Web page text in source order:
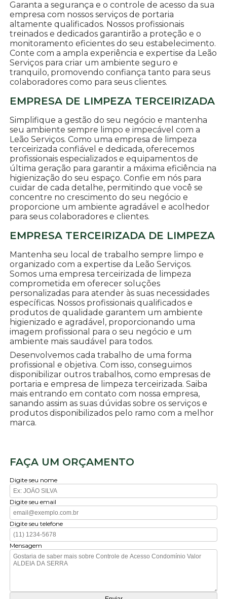
Garanta a segurança e o controle de acesso da sua
empresa com nossos serviços de portaria
altamente qualificados. Nossos profissionais
treinados e dedicados garantirão a proteção e o
monitoramento eficientes do seu estabelecimento.
Conte com a ampla experiência e expertise da Leão
Serviços para criar um ambiente seguro e
tranquilo, promovendo confiança tanto para seus
colaboradores como para seus clientes.
EMPRESA DE LIMPEZA TERCEIRIZADA
Simplifique a gestão do seu negócio e mantenha
seu ambiente sempre limpo e impecável com a
Leão Serviços. Como uma empresa de limpeza
terceirizada confiável e dedicada, oferecemos
profissionais especializados e equipamentos de
última geração para garantir a máxima eficiência na
higienização do seu espaço. Confie em nós para
cuidar de cada detalhe, permitindo que você se
concentre no crescimento do seu negócio e
proporcione um ambiente agradável e acolhedor
para seus colaboradores e clientes.
EMPRESA TERCEIRIZADA DE LIMPEZA
Mantenha seu local de trabalho sempre limpo e
organizado com a expertise da Leão Serviços.
Somos uma empresa terceirizada de limpeza
comprometida em oferecer soluções
personalizadas para atender às suas necessidades
específicas. Nossos profissionais qualificados e
produtos de qualidade garantem um ambiente
higienizado e agradável, proporcionando uma
imagem profissional para o seu negócio e um
ambiente mais saudável para todos.
Desenvolvemos cada trabalho de uma forma
profissional e objetiva. Com isso, conseguimos
disponibilizar outros trabalhos, como empresas de
portaria e empresa de limpeza terceirizada. Saiba
mais entrando em contato com nossa empresa,
sanando assim as suas dúvidas sobre os serviços e
produtos disponibilizados pelo ramo com a melhor
marca.
FAÇA UM ORÇAMENTO
Digite seu nome
Digite seu email
Digite seu telefone
Mensagem